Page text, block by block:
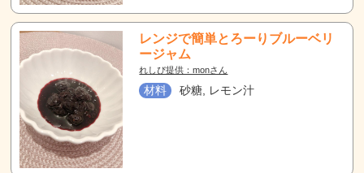
レンジで簡単とろーりブルーベリ
ージャム
れしぴ提供：monさん
材料 砂糖, レモン汁